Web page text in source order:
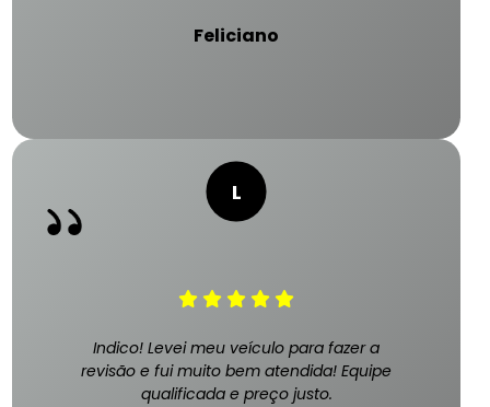
Feliciano
Indico! Levei meu veículo para fazer a
revisão e fui muito bem atendida! Equipe
qualificada e preço justo.